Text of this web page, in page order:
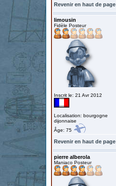
Revenir en haut de page
limousin
Fidèle Posteur
Inscrit le: 21 Avr 2012
Localisation: bourgogne
dijonnaise
Âge: 75
Revenir en haut de page
pierre alberola
Maniaco Posteur